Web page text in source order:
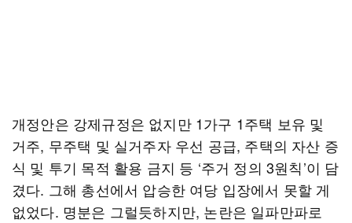
개정안은 강제규정은 없지만 1가구 1주택 보유 및
거주, 무주택 및 실거주자 우선 공급, 주택의 자산 증
식 및 투기 목적 활용 금지 등 ‘주거 정의 3원칙’이 담
겼다. 그해 총선에서 압승한 여당 입장에서 못할 게
없었다. 명분은 그럴듯하지만, 논란은 일파만파로